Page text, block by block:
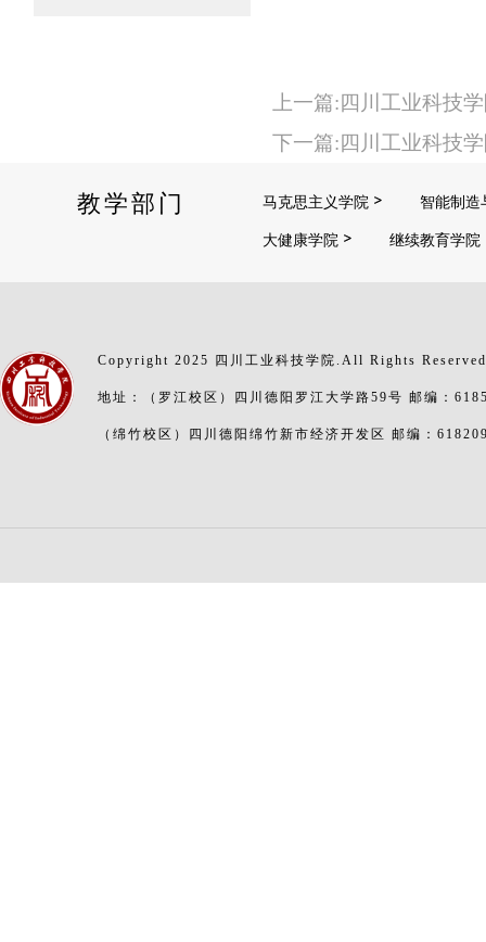
上一篇:四川工业科技
下一篇:四川工业科技
教学部门 马克思主义学院
智能制造
大健康学院
继续教育学院
Copyright 2025 四川工业科技学院.All Rights
地址：（罗江校区）四川德阳罗江大学路59号 邮编：
（绵竹校区）四川德阳绵竹新市经济开发区 邮编：